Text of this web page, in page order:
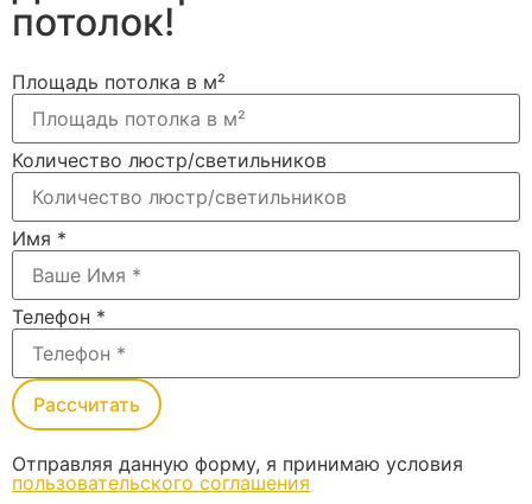
потолок!
Площадь потолка в м²
Количество люстр/светильников
Имя *
Телефон *
Рассчитать
Отправляя данную форму, я принимаю условия
пользовательского соглашения